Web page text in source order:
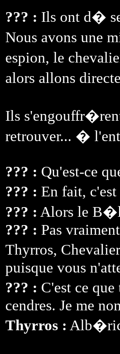
??? : Ils ont d�
Nous avons une
espion, le
alors allons
Ils
retrouver... �
??? : Qu'est-ce
??? : En fait,
??? : Alors le
??? : Pas
Thyrros,
puisque vous
??? : C'est ce
cendres. Je me
Thyrros :